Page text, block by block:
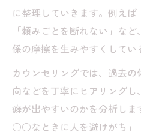
に整理していきます。例えば
「頼みごとを断れない」な
係の摩擦を生みやすくしてい
カウンセリングでは、過去
向などを丁寧にヒアリング
癖が出やすいのかを分析し
○○なときに人を避けがち